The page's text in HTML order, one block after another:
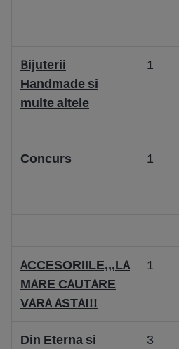
Bijuterii
Handmade si
multe altele
1
Concurs 1
ACCESORIILE,,,LA
MARE CAUTARE
VARA ASTA!!!
1
Din Eterna si
3